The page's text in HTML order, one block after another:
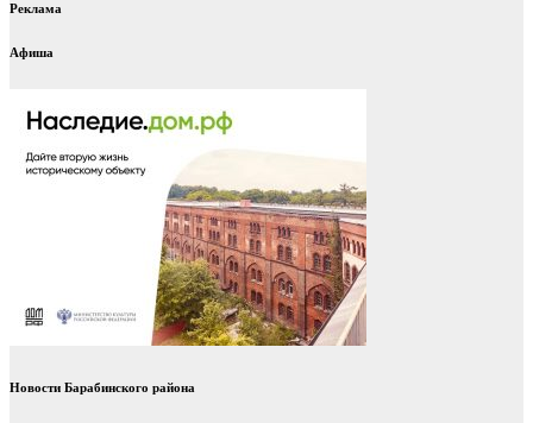
Реклама
Афиша
Новости Барабинского района